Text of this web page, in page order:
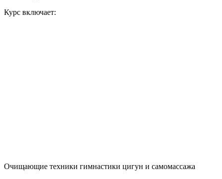
Курс включает:
Очищающие техники гимнастики цигун и самомассажа